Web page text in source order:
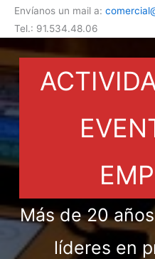
Envíanos un mail a:
Tel.: 91.534.48.06
Más de 20
líderes en